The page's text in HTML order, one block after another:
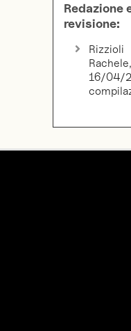
Redazione
revisione:
Rizzioli
Rachele,
16/04/